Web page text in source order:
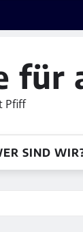
für
Pfiff
SIND